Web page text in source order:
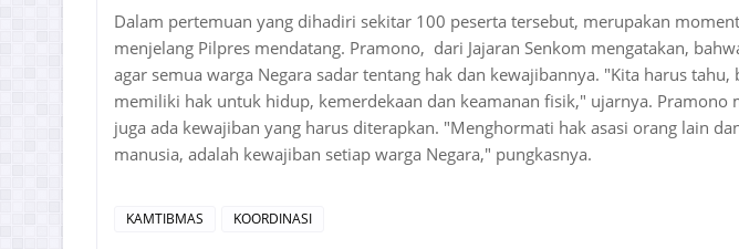
Dalam pertemuan yang dihadiri sekitar 100 peserta tersebut, merupakan
menjelang Pilpres mendatang. Pramono, dari Jajaran Senkom mengatakan,
agar semua warga Negara sadar tentang hak dan kewajibannya. "Kita harus tahu,
memiliki hak untuk hidup, kemerdekaan dan keamanan fisik," ujarnya. Pramono
juga ada kewajiban yang harus diterapkan. "Menghormati hak asasi orang lain
manusia, adalah kewajiban setiap warga Negara," pungkasnya.
KAMTIBMAS KOORDINASI